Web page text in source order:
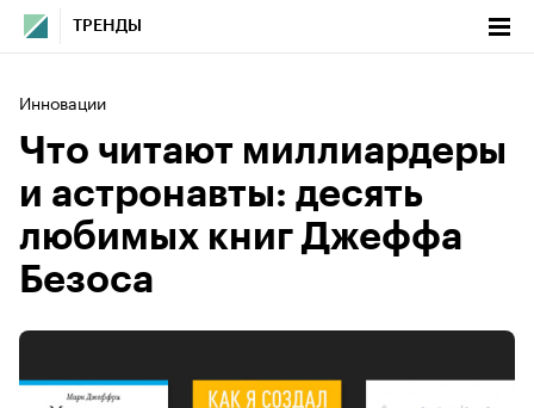
ТРЕНДЫ
Инновации
Что читают миллиардеры
и астронавты: десять
любимых книг Джеффа
Безоса